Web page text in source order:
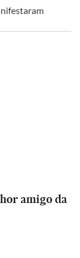
amigo da